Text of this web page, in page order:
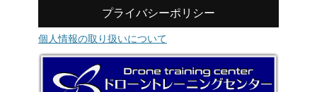
プライバシーポリシー
個人情報の取り扱いについて